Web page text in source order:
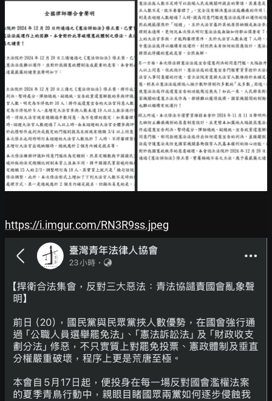
https://i.imgur.com/RN3R9ss.jpeg